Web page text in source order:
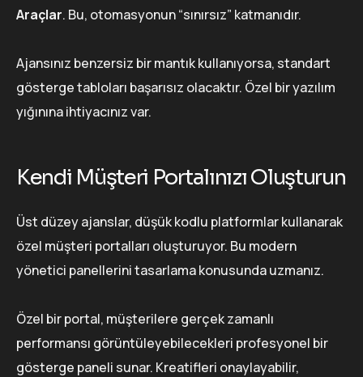
Araçlar. Bu, otomasyonun “sınırsız” katmanıdır.
Ajansınız benzersiz bir mantık kullanıyorsa, standart
gösterge tabloları başarısız olacaktır. Özel bir yazılım
yığınına ihtiyacınız var.
Kendi Müşteri Portalınızı Oluşturun
Üst düzey ajanslar, düşük kodlu platformlar kullanarak
özel müşteri portalları oluşturuyor. Bu modern
yönetici panellerini tasarlama konusunda uzmanız.
Özel bir portal, müşterilere gerçek zamanlı
performansı görüntüleyebilecekleri profesyonel bir
gösterge paneli sunar. Kreatifleri onaylayabilir,